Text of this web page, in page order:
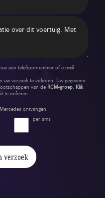
een telefoonnummer of e-mail
uw verzoek te voldoen. Uw gegevens
van de RCM-groep. Klik
te oefenen.
ontvangen.
per sms
verzoek